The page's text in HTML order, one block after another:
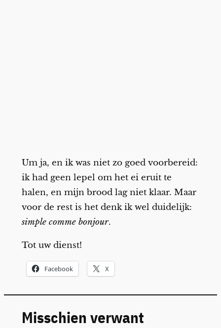
Um ja, en ik was niet zo goed voorbereid:
ik had geen lepel om het ei eruit te
halen, en mijn brood lag niet klaar. Maar
voor de rest is het denk ik wel duidelijk:
simple comme bonjour.
Tot uw dienst!
Facebook X
Misschien verwant